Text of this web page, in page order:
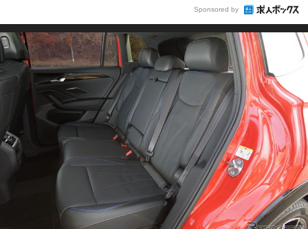
Sponsored by